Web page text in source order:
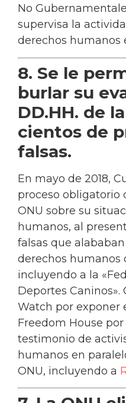
No
supervisa la
derechos humanos
8. Se le
burlar su
DD.HH. de
cientos de
falsas.
En mayo de 2018,
proceso obligatorio
ONU sobre su
humanos, al
falsas que
derechos humanos
incluyendo a la
Deportes Caninos».
Watch por exponer
Freedom House
testimonio de
humanos en
ONU, incluyendo a